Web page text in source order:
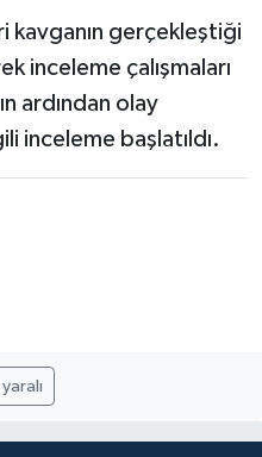
kavganın gerçekleştiği
inceleme çalışmaları
ardından olay
inceleme başlatıldı.